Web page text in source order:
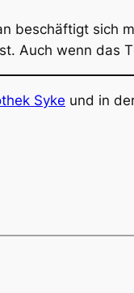
beschäftigt sich
Auch wenn das
Syke und in